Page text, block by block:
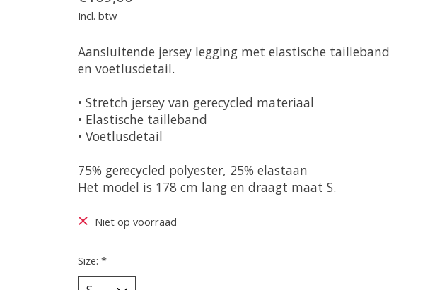
Incl. btw
Aansluitende jersey legging met elastische tailleband
en voetlusdetail.
• Stretch jersey van gerecycled materiaal
• Elastische tailleband
• Voetlusdetail
75% gerecycled polyester, 25% elastaan
Het model is 178 cm lang en draagt maat S.
Niet op voorraad
Size: *